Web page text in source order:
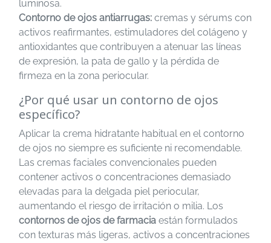
luminosa.
Contorno de ojos antiarrugas: cremas y sérums con
activos reafirmantes, estimuladores del colágeno y
antioxidantes que contribuyen a atenuar las líneas
de expresión, la pata de gallo y la pérdida de
firmeza en la zona periocular.
¿Por qué usar un contorno de ojos
específico?
Aplicar la crema hidratante habitual en el contorno
de ojos no siempre es suficiente ni recomendable.
Las cremas faciales convencionales pueden
contener activos o concentraciones demasiado
elevadas para la delgada piel periocular,
aumentando el riesgo de irritación o milia. Los
contornos de ojos de farmacia están formulados
con texturas más ligeras, activos a concentraciones